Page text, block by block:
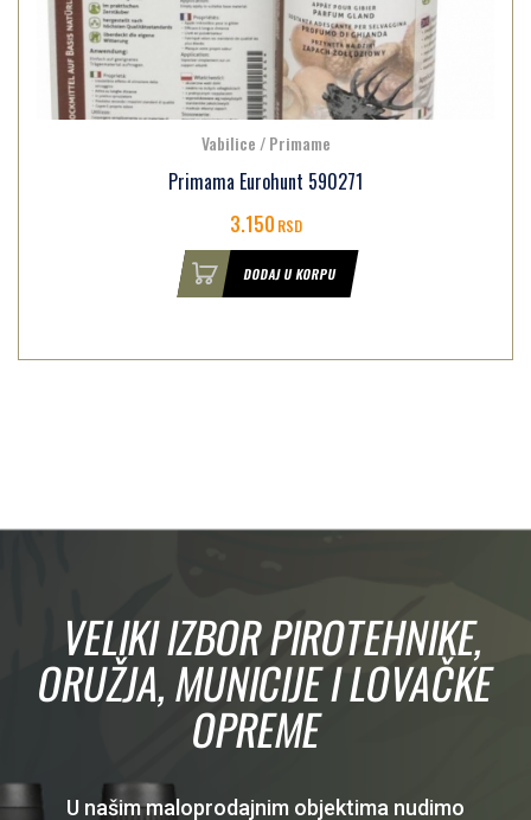
Vabilice / Primame
Primama Eurohunt 590271
3.150RSD
DODAJ U KORPU
VELIKI IZBOR PIROTEHNIKE,
ORUŽJA, MUNICIJE I LOVAČKE
OPREME
U našim maloprodajnim objektima nudimo